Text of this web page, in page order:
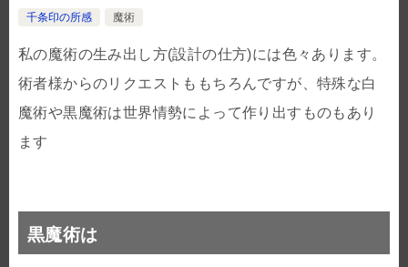
千条印の所感
魔術
私の魔術の生み出し方(設計の仕方)には色々あります。
術者様からのリクエストももちろんですが、特殊な白
魔術や黒魔術は世界情勢によって作り出すものもあり
ます
黒魔術は